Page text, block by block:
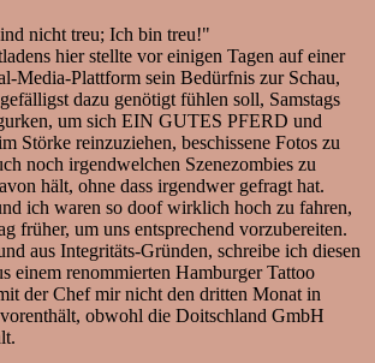
nicht treu; Ich bin treu!"
hier stellte vor einigen Tagen auf einer
Media-Plattform sein Bedürfnis zur Schau,
dazu genötigt fühlen soll, Samstags
um sich EIN GUTES PFERD und
Störke reinzuziehen, beschissene Fotos zu
noch irgendwelchen Szenezombies zu
hält, ohne dass irgendwer gefragt hat.
ich waren so doof wirklich hoch zu fahren,
früher, um uns entsprechend vorzubereiten.
aus Integritäts-Gründen, schreibe ich diesen
einem renommierten Hamburger Tattoo
der Chef mir nicht den dritten Monat in
obwohl die Doitschland GmbH